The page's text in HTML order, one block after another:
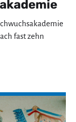
fast zehn